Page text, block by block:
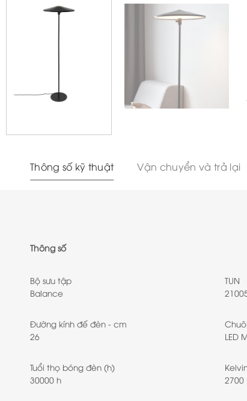
Thông số kỹ thuật Vận chuyển và trả lại
Thông số
Bộ sưu tập
Balance
TUN
Đường kính đế đèn - cm
26
LED
Tuổi thọ bóng đèn (h)
30000 h
2700